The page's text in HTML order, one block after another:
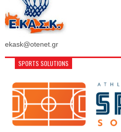
ekask@otenet.gr
SPORTS SOLUTIONS